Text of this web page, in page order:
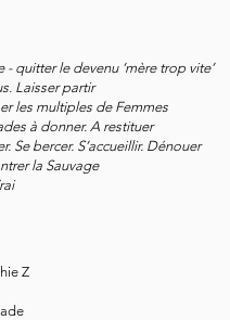
quitter le devenu ‘mère trop vite’
Laisser partir
les multiples de Femmes
à donner. A restituer
Se bercer. S’accueillir. Dénouer
la Sauvage
Z